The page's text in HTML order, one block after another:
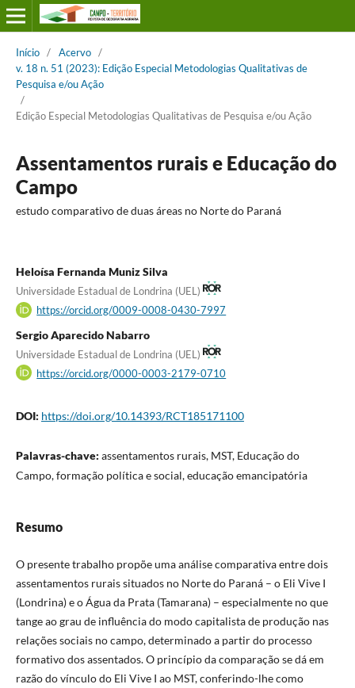
Início / Acervo /
v. 18 n. 51 (2023): Edição Especial Metodologias Qualitativas de
Pesquisa e/ou Ação
/
Edição Especial Metodologias Qualitativas de Pesquisa e/ou Ação
Assentamentos rurais e Educação do
Campo
estudo comparativo de duas áreas no Norte do Paraná
Heloísa Fernanda Muniz Silva
Universidade Estadual de Londrina (UEL)
https://orcid.org/0009-0008-0430-7997
Sergio Aparecido Nabarro
Universidade Estadual de Londrina (UEL)
https://orcid.org/0000-0003-2179-0710
DOI: https://doi.org/10.14393/RCT185171100
Palavras-chave: assentamentos rurais, MST, Educação do
Campo, formação política e social, educação emancipatória
Resumo
O presente trabalho propõe uma análise comparativa entre dois
assentamentos rurais situados no Norte do Paraná – o Eli Vive I
(Londrina) e o Água da Prata (Tamarana) – especialmente no que
tange ao grau de influência do modo capitalista de produção nas
relações sociais no campo, determinado a partir do processo
formativo dos assentados. O princípio da comparação se dá em
razão do vínculo do Eli Vive I ao MST, conferindo-lhe como